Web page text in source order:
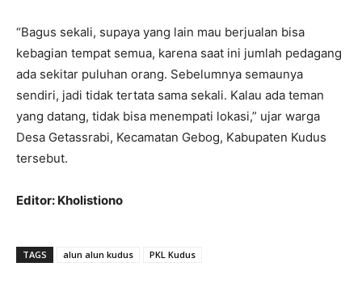
“Bagus sekali, supaya yang lain mau berjualan bisa
kebagian tempat semua, karena saat ini jumlah pedagang
ada sekitar puluhan orang. Sebelumnya semaunya
sendiri, jadi tidak tertata sama sekali. Kalau ada teman
yang datang, tidak bisa menempati lokasi,” ujar warga
Desa Getassrabi, Kecamatan Gebog, Kabupaten Kudus
tersebut.
Editor: Kholistiono
TAGS alun alun kudus PKL Kudus